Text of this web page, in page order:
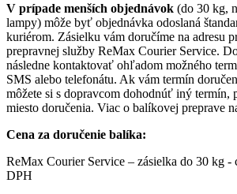
V prípade menších objednávok (do 30 kg,
lampy) môže byť objednávka odoslaná
kuriérom. Zásielku vám doručíme na adresu
prepravnej služby ReMax Courier Service.
následne kontaktovať ohľadom možného
SMS alebo telefonátu. Ak vám termín
môžete si s dopravcom dohodnúť iný termín,
miesto doručenia. Viac o balíkovej preprave
Cena za doručenie balíka:
ReMax Courier Service – zásielka do 30 kg -
DPH